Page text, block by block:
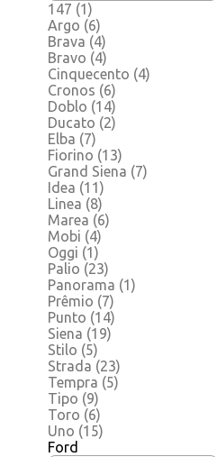
147 (1)
Argo (6)
Brava (4)
Bravo (4)
Cinquecento (4)
Cronos (6)
Doblo (14)
Ducato (2)
Elba (7)
Fiorino (13)
Grand Siena (7)
Idea (11)
Linea (8)
Marea (6)
Mobi (4)
Oggi (1)
Palio (23)
Panorama (1)
Prêmio (7)
Punto (14)
Siena (19)
Stilo (5)
Strada (23)
Tempra (5)
Tipo (9)
Toro (6)
Uno (15)
Ford